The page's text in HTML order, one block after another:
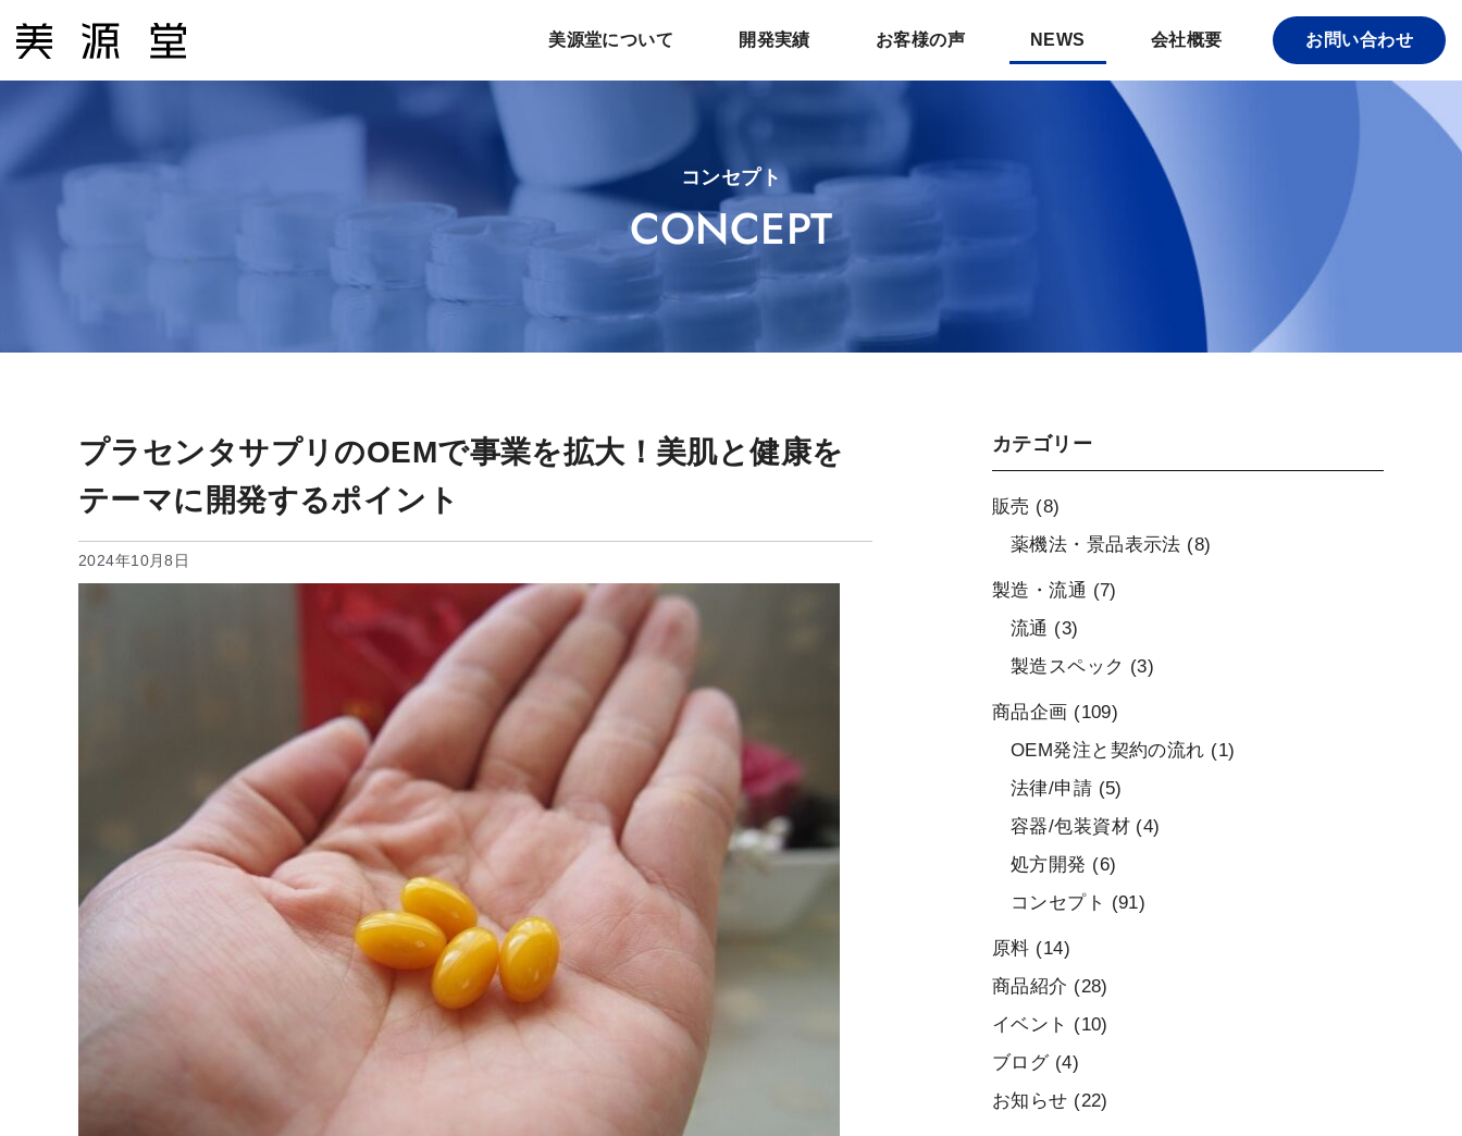
ン
テ
美源堂について 開発実績 お客様の声 NEWS 会社概要 お問い合わせ
コンセプト
CONCEPT
プラセンタサプリのOEMで事業を拡大！美肌と健康を
テーマに開発するポイント
2024年10月8日
カテゴリー
販売 (8)
薬機法・景品表示法 (8)
製造・流通 (7)
流通 (3)
製造スペック (3)
商品企画 (109)
OEM発注と契約の流れ (1)
法律/申請 (5)
容器/包装資材(4)
処方開発 (6)
コンセプト (91)
原料 (14)
商品紹介 (28)
イベント (10)
ブログ(4)
お知らせ (22)